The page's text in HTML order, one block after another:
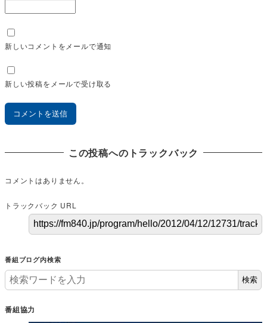
新しいコメントをメールで通知
新しい投稿をメールで受け取る
この投稿へのトラックバック
コメントはありません。
トラックバック URL
番組ブログ内検索
検索
番組協力